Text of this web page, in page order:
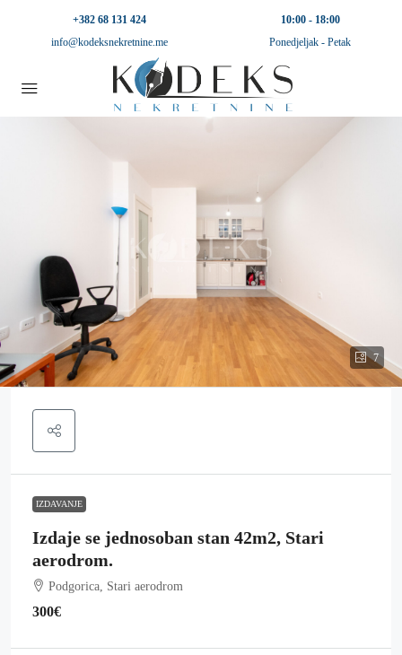
+382 68 131 424
info@kodeksnekretnine.me
10:00 - 18:00
Ponedjeljak - Petak
7
IZDAVANJE
Izdaje se jednosoban stan 42m2, Stari
aerodrom.
Podgorica, Stari aerodrom
300€